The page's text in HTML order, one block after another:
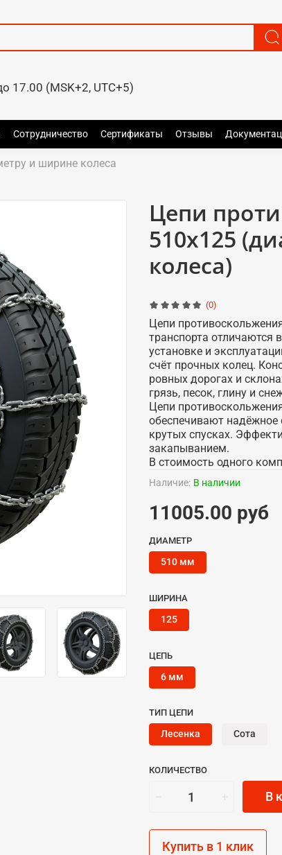
17.00 (MSK+2, UTC+5)
Сотрудничество Сертификаты Отзывы
и ширине колеса
(0)
Наличие: В наличии
Цепи
510x125
колеса)
11005.00 руб
КОЛИЧЕСТВО
В
Купить в 1 клик
ДИАМЕТР
510 мм
ШИРИНА
125
ЦЕПЬ
6 мм
ТИП ЦЕПИ
Лесенка Сота
Цепи
транспорта отличаются
установке и
счёт прочных колец.
ровных дорогах и
грязь, песок, глину и
Цепи
обеспечивают надёжное
крутых спусках.
закапыванием.
В стоимость одного